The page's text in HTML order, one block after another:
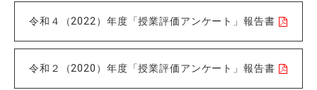
令和４（2022）年度「授業評価アンケート」報告書
令和２（2020）年度「授業評価アンケート」報告書